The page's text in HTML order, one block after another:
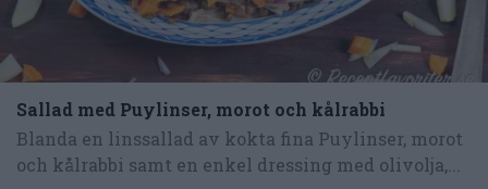
Sallad med Puylinser, morot och kålrabbi
Blanda en linssallad av kokta fina Puylinser, morot
och kålrabbi samt en enkel dressing med olivolja,...